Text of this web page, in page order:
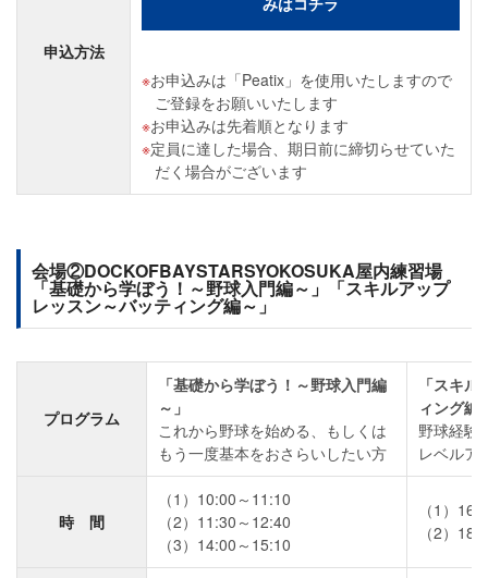
申込方法
お申込みは「Peatix」を使用いたしますので
ご登録をお願いいたします
お申込みは先着順となります
定員に達した場合、期日前に締切らせていた
だく場合がございます
会場②DOCKOFBAYSTARSYOKOSUKA屋内練習場
「基礎から学ぼう！～野球入門編～」「スキルアップ
レッスン～バッティング編～」
プログラム
「基礎から学ぼう！～野球入門編
～」
これから野球を始める、もしくは
もう一度基本をおさらいしたい方
「スキ
ィング編
野球経験
レベルア
時 間
（1）10:00～11:10
（2）11:30～12:40
（3）14:00～15:10
（1）
（2）